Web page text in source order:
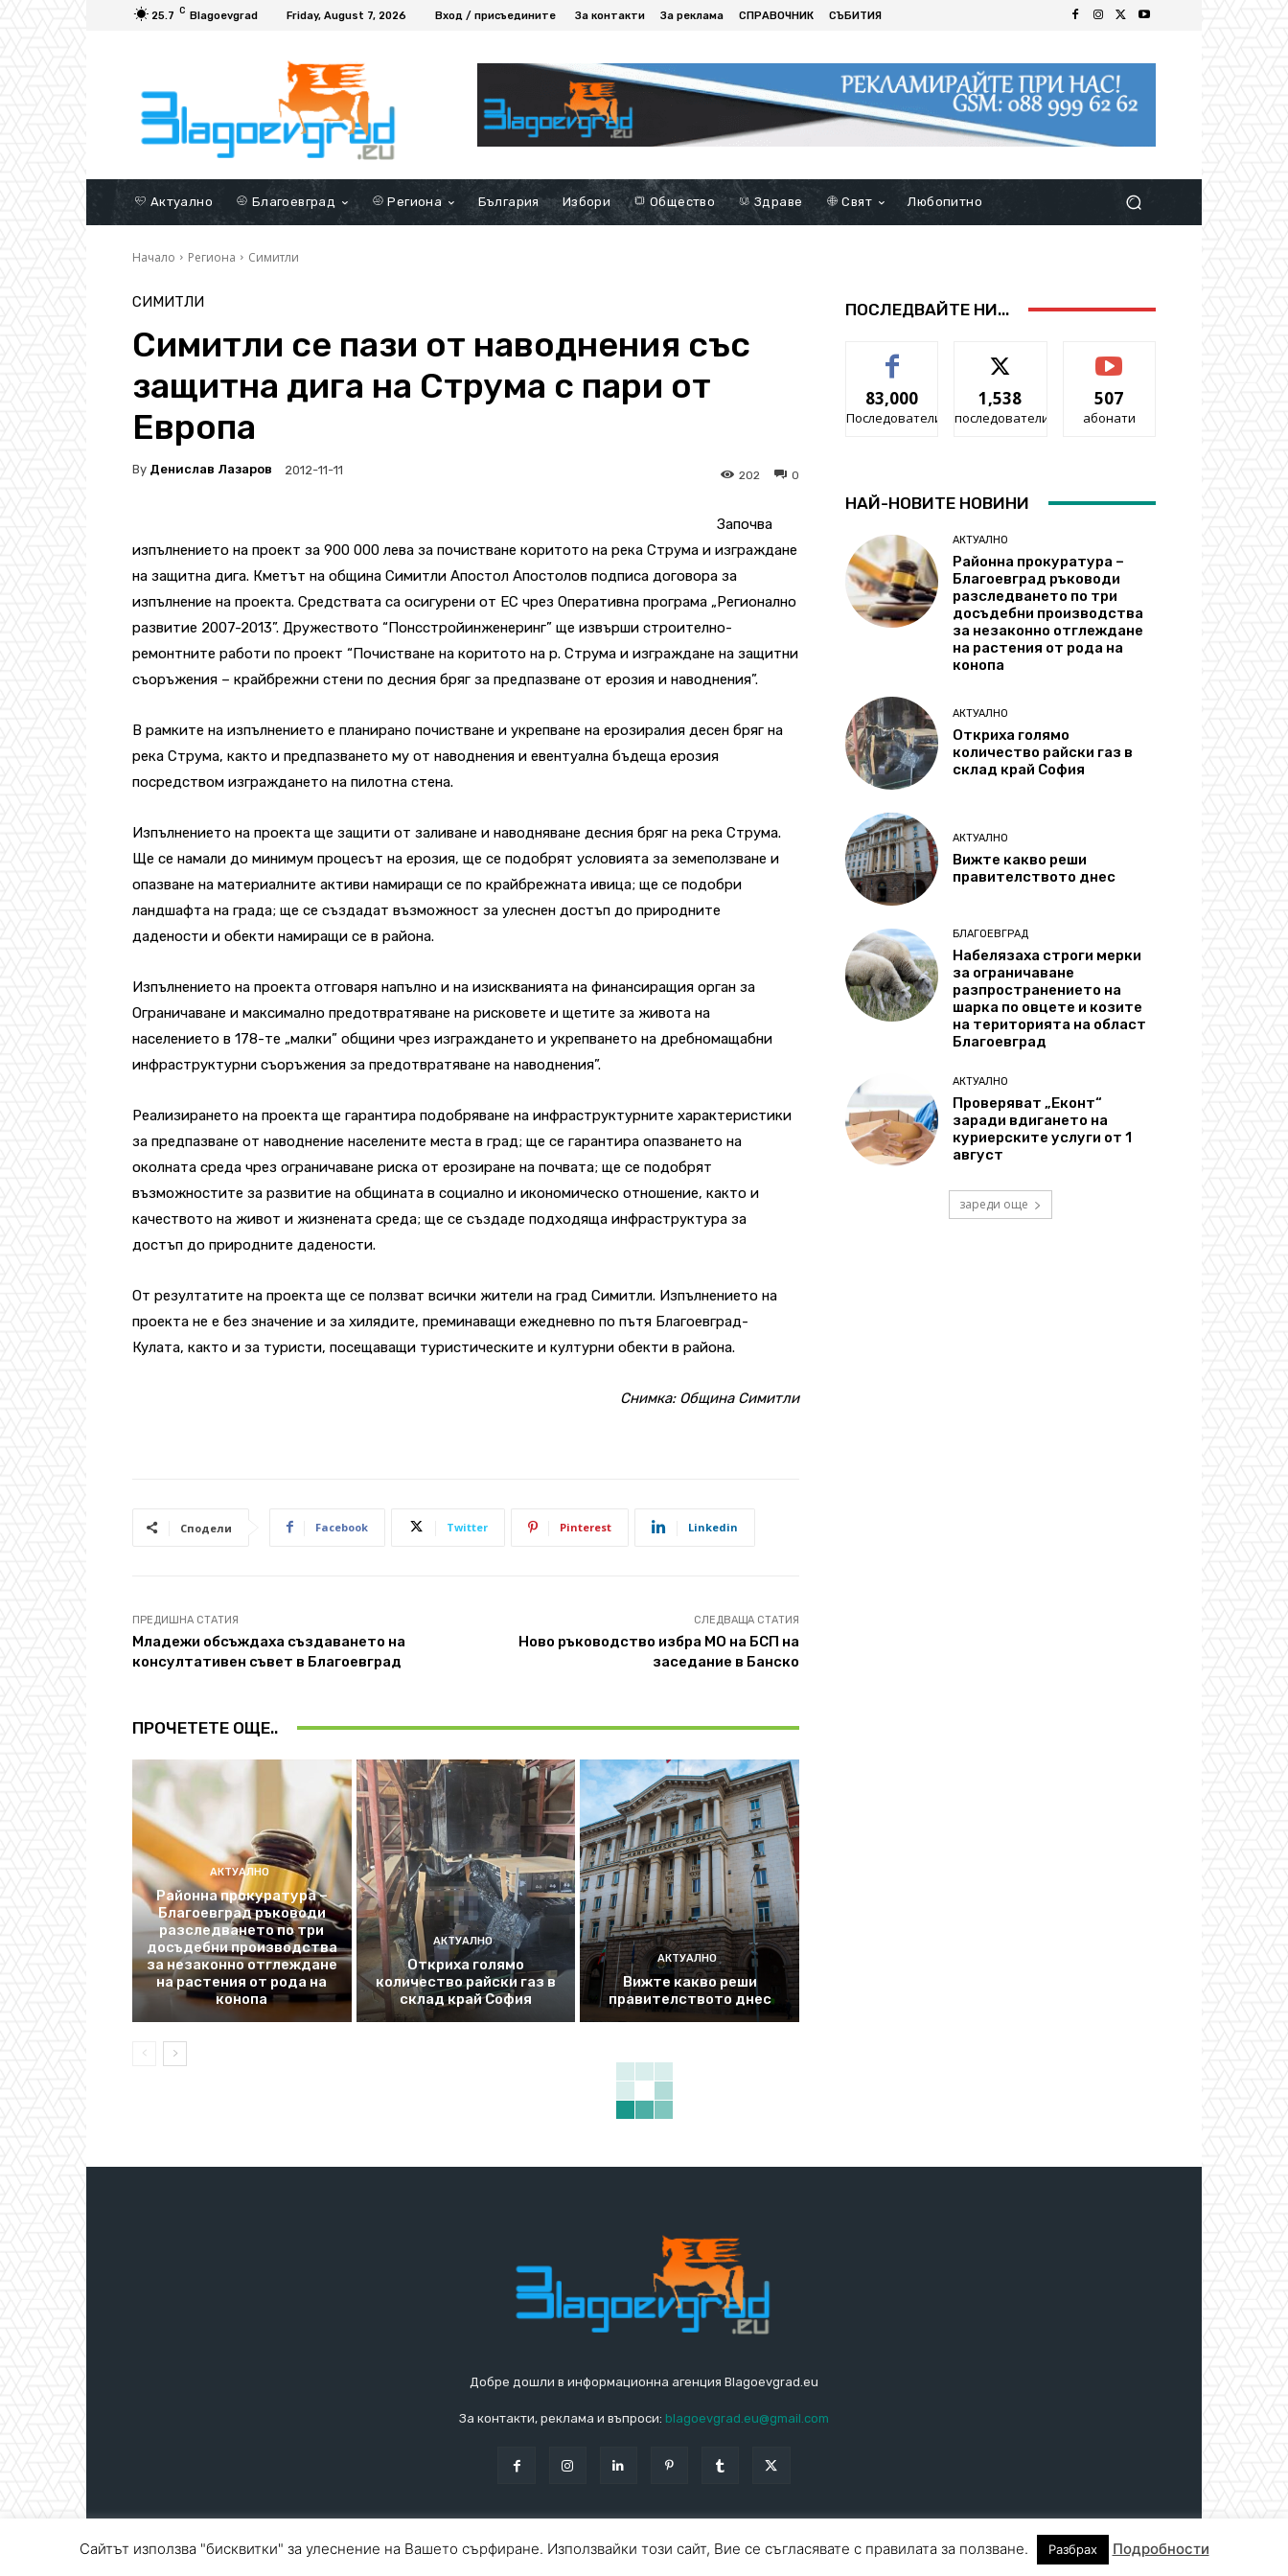
25.7 C Blagoevgrad Friday, August 7, 2026 Вход / присъедините За контакти За реклама СПРАВОЧНИК СЪБИТИЯ
Актуално Благоевград Региона България Избори Общество Здраве Свят Любопитно
Начало Региона Симитли
СИМИТЛИ
Симитли се пази от наводнения със
защитна дига на Струма с пари от
Европа
By Денислав Лазаров 2012-11-11 0
202
Започва
изпълнението на проект за 900 000 лева за почистване коритото на река Струма и изграждане
на защитна дига. Кметът на община Симитли Апостол Апостолов подписа договора за
изпълнение на проекта. Средствата са осигурени от ЕС чрез Оперативна програма „Регионално
развитие 2007-2013”. Дружеството “Понсстройинженеринг” ще извърши строително-
ремонтните работи по проект “Почистване на коритото на р. Струма и изграждане на защитни
съоръжения – крайбрежни стени по десния бряг за предпазване от ерозия и наводнения”.
В рамките на изпълнението е планирано почистване и укрепване на ерозиралия десен бряг на
река Струма, както и предпазването му от наводнения и евентуална бъдеща ерозия
посредством изграждането на пилотна стена.
Изпълнението на проекта ще защити от заливане и наводняване десния бряг на река Струма.
Ще се намали до минимум процесът на ерозия, ще се подобрят условията за земеползване и
опазване на материалните активи намиращи се по крайбрежната ивица; ще се подобри
ландшафта на града; ще се създадат възможност за улеснен достъп до природните
дадености и обекти намиращи се в района.
Изпълнението на проекта отговаря напълно и на изискванията на финансиращия орган за
Ограничаване и максимално предотвратяване на рисковете и щетите за живота на
населението в 178-те „малки” общини чрез изграждането и укрепването на дребномащабни
инфраструктурни съоръжения за предотвратяване на наводнения”.
Реализирането на проекта ще гарантира подобряване на инфраструктурните характеристики
за предпазване от наводнение населените места в град; ще се гарантира опазването на
околната среда чрез ограничаване риска от ерозиране на почвата; ще се подобрят
възможностите за развитие на общината в социално и икономическо отношение, както и
качеството на живот и жизнената среда; ще се създаде подходяща инфраструктура за
достъп до природните дадености.
От резултатите на проекта ще се ползват всички жители на град Симитли. Изпълнението на
проекта не е без значение и за хилядите, преминаващи ежедневно по пътя Благоевград-
Кулата, както и за туристи, посещаващи туристическите и културни обекти в района.
Снимка: Община Симитли
Сподели Facebook Twitter Pinterest Linkedin
ПРЕДИШНА СТАТИЯ
Младежи обсъждаха създаването на
консултативен съвет в Благоевград
СЛЕДВАЩА СТАТИЯ
Ново ръководство избра МО на БСП на
заседание в Банско
ПРОЧЕТЕТЕ ОЩЕ..
АКТУАЛНО
Районна прокуратура –
Благоевград ръководи
разследването по три
досъдебни производства
за незаконно отглеждане
на растения от рода на
конопа
АКТУАЛНО
Откриха голямо
количество райски газ в
склад край София
АКТУАЛНО
Вижте какво реши
правителството днес
ПОСЛЕДВАЙТЕ НИ...
83,000
Последователи
1,538
последователи
507
абонати
НАЙ-НОВИТЕ НОВИНИ
АКТУАЛНО
Районна прокуратура –
Благоевград ръководи
разследването по три
досъдебни производства
за незаконно отглеждане
на растения от рода на
конопа
АКТУАЛНО
Откриха голямо
количество райски газ в
склад край София
АКТУАЛНО
Вижте какво реши
правителството днес
БЛАГОЕВГРАД
Набелязаха строги мерки
за ограничаване
разпространението на
шарка по овцете и козите
на територията на област
Благоевград
АКТУАЛНО
Проверяват „Еконт“
заради вдигането на
куриерските услуги от 1
август
зареди още
Добре дошли в информационна агенция Blagoevgrad.eu
За контакти, реклама и въпроси: blagoevgrad.eu@gmail.com
СПРАВОЧНИК СЪБИТИЯ
Сайтът използва "бисквитки" за улеснение на Вашето сърфиране. Използвайки този сайт, Вие се съгласявате с правилата за ползване. Разбрах Подробности